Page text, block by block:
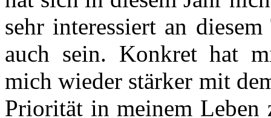
sehr interessiert an
auch sein. Konkret hat
mich wieder stärker mit
Priorität in meinem